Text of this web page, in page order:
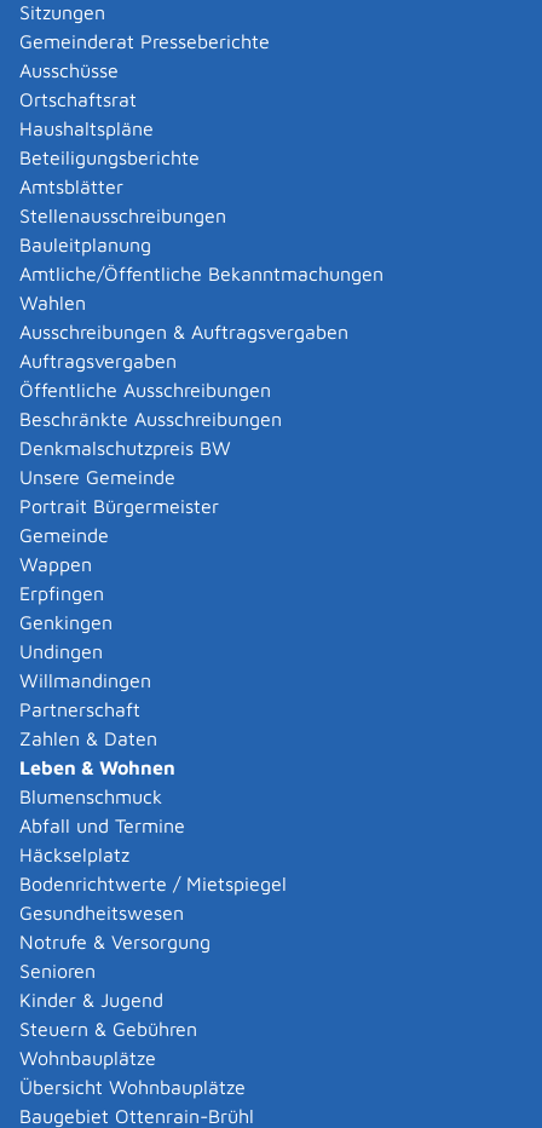
Sitzungen
Gemeinderat Presseberichte
Ausschüsse
Ortschaftsrat
Haushaltspläne
Beteiligungsberichte
Amtsblätter
Stellenausschreibungen
Bauleitplanung
Amtliche/Öffentliche Bekanntmachungen
Wahlen
Ausschreibungen & Auftragsvergaben
Auftragsvergaben
Öffentliche Ausschreibungen
Beschränkte Ausschreibungen
Denkmalschutzpreis BW
Unsere Gemeinde
Portrait Bürgermeister
Gemeinde
Wappen
Erpfingen
Genkingen
Undingen
Willmandingen
Partnerschaft
Zahlen & Daten
Leben & Wohnen
Blumenschmuck
Abfall und Termine
Häckselplatz
Bodenrichtwerte / Mietspiegel
Gesundheitswesen
Notrufe & Versorgung
Senioren
Kinder & Jugend
Steuern & Gebühren
Wohnbauplätze
Übersicht Wohnbauplätze
Baugebiet Ottenrain-Brühl
Bodenrichtwerte
Gesundheitswesen